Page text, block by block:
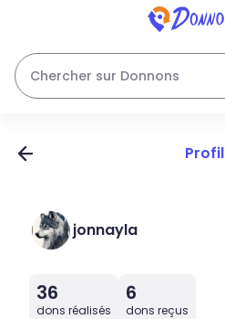
Chercher sur Donnons
Profil
jonnayla
36
dons réalisés
6
dons reçus